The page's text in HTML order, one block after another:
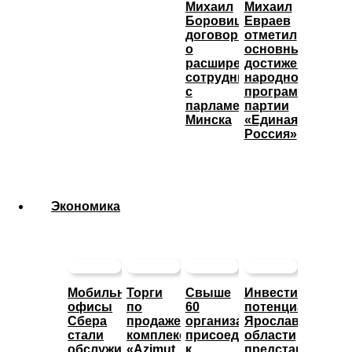
Михаил
Боровицкий
договорился
о
расширении
сотрудничества
с
парламентом
Минска
Михаил
Евраев
отметил
основные
достижения
народной
программы
партии
«Единая
Россия»
Экономика
Мобильные
офисы
Сбера
стали
Торги
по
продаже
комплекса
Свыше
60
организаций
присоединились
потенциал
Ярославской
области